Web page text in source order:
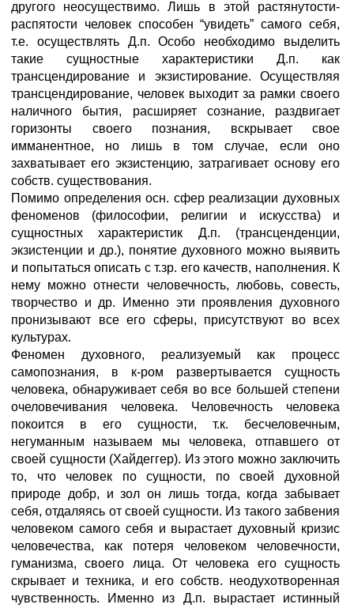
другого неосуществимо. Лишь в этой растянутости-
распятости человек способен “увидеть” самого себя,
т.е. осуществлять Д.п. Особо необходимо выделить
такие сущностные характеристики Д.п. как
трансцендирование и экзистирование. Осуществляя
трансцендирование, человек выходит за рамки своего
наличного бытия, расширяет сознание, раздвигает
горизонты своего познания, вскрывает свое
имманентное, но лишь в том случае, если оно
захватывает его экзистенцию, затрагивает основу его
собств. существования.
Помимо определения осн. сфер реализации духовных
феноменов (философии, религии и искусства) и
сущностных характеристик Д.п. (трансценденции,
экзистенции и др.), понятие духовного можно выявить
и попытаться описать с т.зр. его качеств, наполнения. К
нему можно отнести человечность, любовь, совесть,
творчество и др. Именно эти проявления духовного
пронизывают все его сферы, присутствуют во всех
культурах.
Феномен духовного, реализуемый как процесс
самопознания, в к-ром развертывается сущность
человека, обнаруживает себя во все большей степени
очеловечивания человека. Человечность человека
покоится в его сущности, т.к. бесчеловечным,
негуманным называем мы человека, отпавшего от
своей сущности (Хайдеггер). Из этого можно заключить
то, что человек по сущности, по своей духовной
природе добр, и зол он лишь тогда, когда забывает
себя, отдаляясь от своей сущности. Из такого забвения
человеком самого себя и вырастает духовный кризис
человечества, как потеря человеком человечности,
гуманизма, своего лица. От человека его сущность
скрывает и техника, и его собств. неодухотворенная
чувственность. Именно из Д.п. вырастает истинный